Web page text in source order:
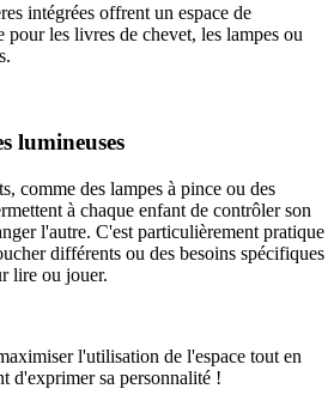
intégrées offrent un espace de
pour les livres de chevet, les lampes ou
lumineuses
comme des lampes à pince ou des
à chaque enfant de contrôler son
l'autre. C'est particulièrement pratique
différents ou des besoins spécifiques
lire ou jouer.
l'utilisation de l'espace tout en
d'exprimer sa personnalité !